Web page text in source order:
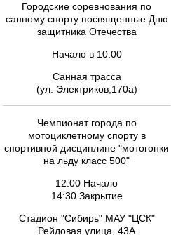
Городские соревнования по
санному спорту посвященные Дню
защитника Отечества
Начало в 10:00
Санная трасса
(ул. Электриков,170а)
Чемпионат города по
мотоциклетному спорту в
спортивной дисциплине "мотогонки
на льду класс 500"
12:00 Начало
14:30 Закрытие
Стадион "Сибирь" МАУ "ЦСК"
Рейдовая улица, 43А